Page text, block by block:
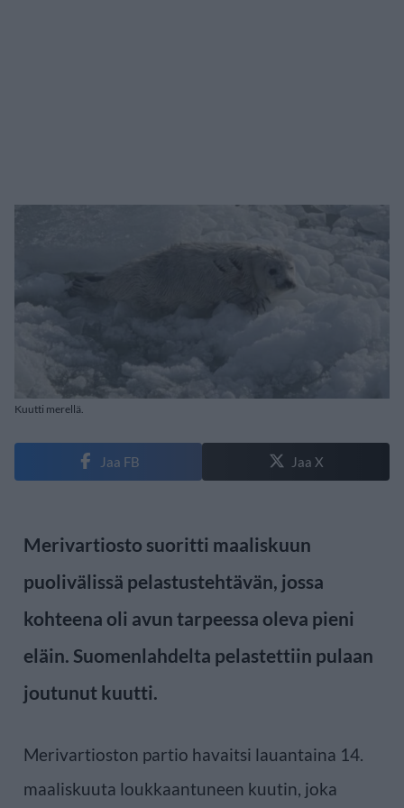
Kuutti merellä.
Jaa FB Jaa X
Merivartiosto suoritti maaliskuun
puolivälissä pelastustehtävän, jossa
kohteena oli avun tarpeessa oleva pieni
eläin. Suomenlahdelta pelastettiin pulaan
joutunut kuutti.
Merivartioston partio havaitsi lauantaina 14.
maaliskuuta loukkaantuneen kuutin, joka